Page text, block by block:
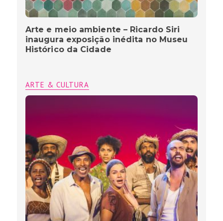
Arte e meio ambiente – Ricardo Siri
inaugura exposição inédita no Museu
Histórico da Cidade
ARTE & CULTURA